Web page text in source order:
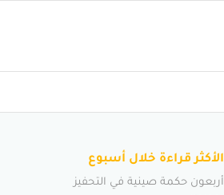
الأكثر قراءة خلال أسبوع
أربعون حكمة صينية في التحفيز